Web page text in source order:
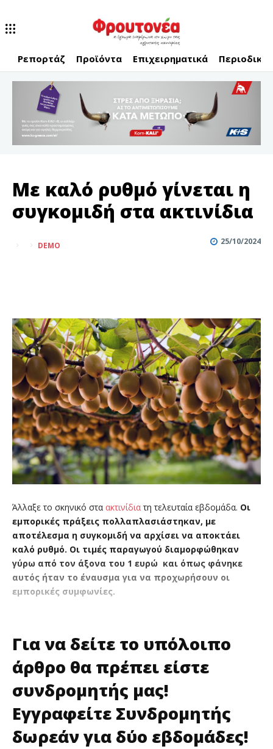
Ρεπορτάζ Προϊόντα Επιχειρηματικά Περιοδικό
Με καλό ρυθμό γίνεται η
συγκομιδή στα ακτινίδια
25/10/2024
DEMO
Άλλαξε το σκηνικό στα ακτινίδιατη τελευταία εβδομάδα. Οι
εμπορικές πράξεις πολλαπλασιάστηκαν, με
αποτέλεσμα η συγκομιδή να αρχίσει να αποκτάει
καλό ρυθμό. Οι τιμές παραγωγού διαμορφώθηκαν
γύρω από τον άξονα του 1 ευρώ και όπως φάνηκε
αυτός ήταν το έναυσμα για να προχωρήσουν οι
εμπορικές συμφωνίες.
Για να δείτε το υπόλοιπο
άρθρο θα πρέπει είστε
συνδρομητής μας!
Εγγραφείτε Συνδρομητής
δωρεάν για δύο εβδομάδες!